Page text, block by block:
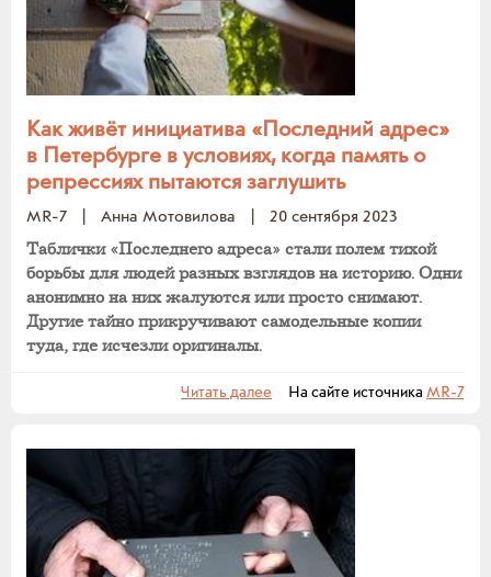
Как живёт инициатива «Последний адрес»
в Петербурге в условиях, когда память о
репрессиях пытаются заглушить
MR-7 Анна Мотовилова
20 сентября 2023
Таблички «Последнего адреса» стали полем тихой
борьбы для людей разных взглядов на историю. Одни
анонимно на них жалуются или просто снимают.
Другие тайно прикручивают самодельные копии
туда, где исчезли оригиналы.
Читать далее На сайте источника MR-7